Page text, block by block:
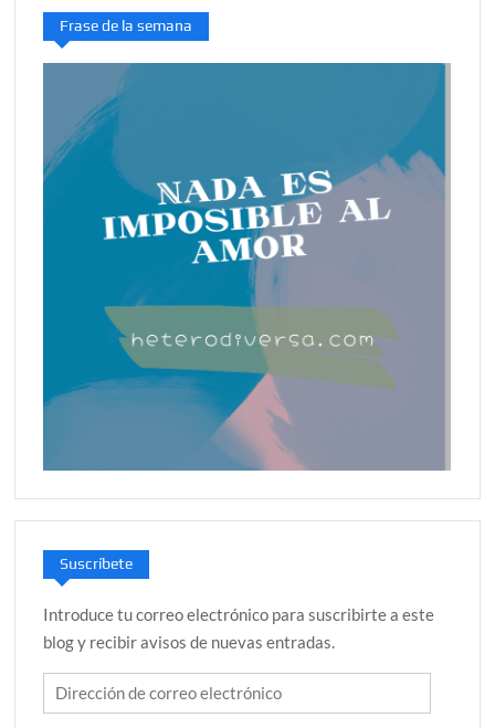
Frase de la semana
Suscríbete
Introduce tu correo electrónico para suscribirte a este
blog y recibir avisos de nuevas entradas.
Dirección
de